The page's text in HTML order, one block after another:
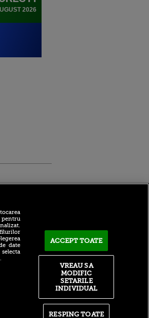
ajunge la
seară!
de
date
ACCEPT TOATE
RESPING TOATE
VREAU SA
MODIFIC
SETARILE
INDIVIDUAL